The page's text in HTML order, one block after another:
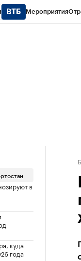
Мероприятия
в
куда
года